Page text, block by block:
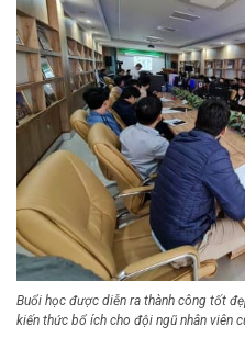
Buổi học được diễn ra thành công tốt
kiến thức bổ ích cho đội ngũ nhân viên